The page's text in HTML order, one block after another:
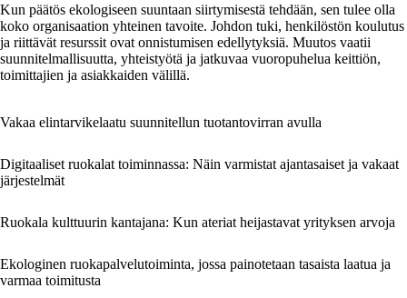
Kun päätös ekologiseen suuntaan siirtymisestä tehdään, sen tulee olla
koko organisaation yhteinen tavoite. Johdon tuki, henkilöstön koulutus
ja riittävät resurssit ovat onnistumisen edellytyksiä. Muutos vaatii
suunnitelmallisuutta, yhteistyötä ja jatkuvaa vuoropuhelua keittiön,
toimittajien ja asiakkaiden välillä.
Vakaa elintarvikelaatu suunnitellun tuotantovirran avulla
Digitaaliset ruokalat toiminnassa: Näin varmistat ajantasaiset ja vakaat
järjestelmät
Ruokala kulttuurin kantajana: Kun ateriat heijastavat yrityksen arvoja
Ekologinen ruokapalvelutoiminta, jossa painotetaan tasaista laatua ja
varmaa toimitusta